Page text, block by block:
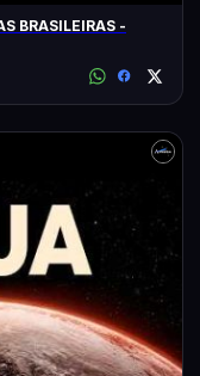
BRASILEIRAS -